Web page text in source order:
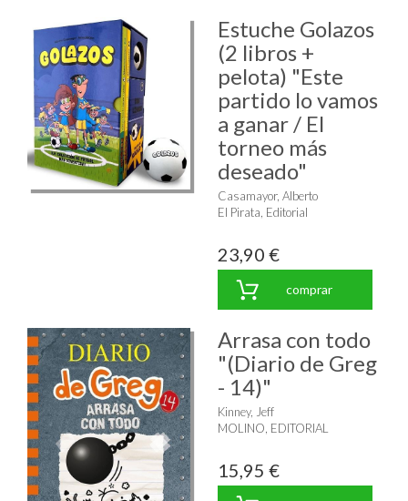
Estuche Golazos
(2 libros +
pelota) "Este
partido lo vamos
a ganar / El
torneo más
deseado"
Casamayor, Alberto
El Pirata, Editorial
23,90 €
comprar
Arrasa con todo
"(Diario de Greg
- 14)"
Kinney, Jeff
MOLINO, EDITORIAL
15,95 €